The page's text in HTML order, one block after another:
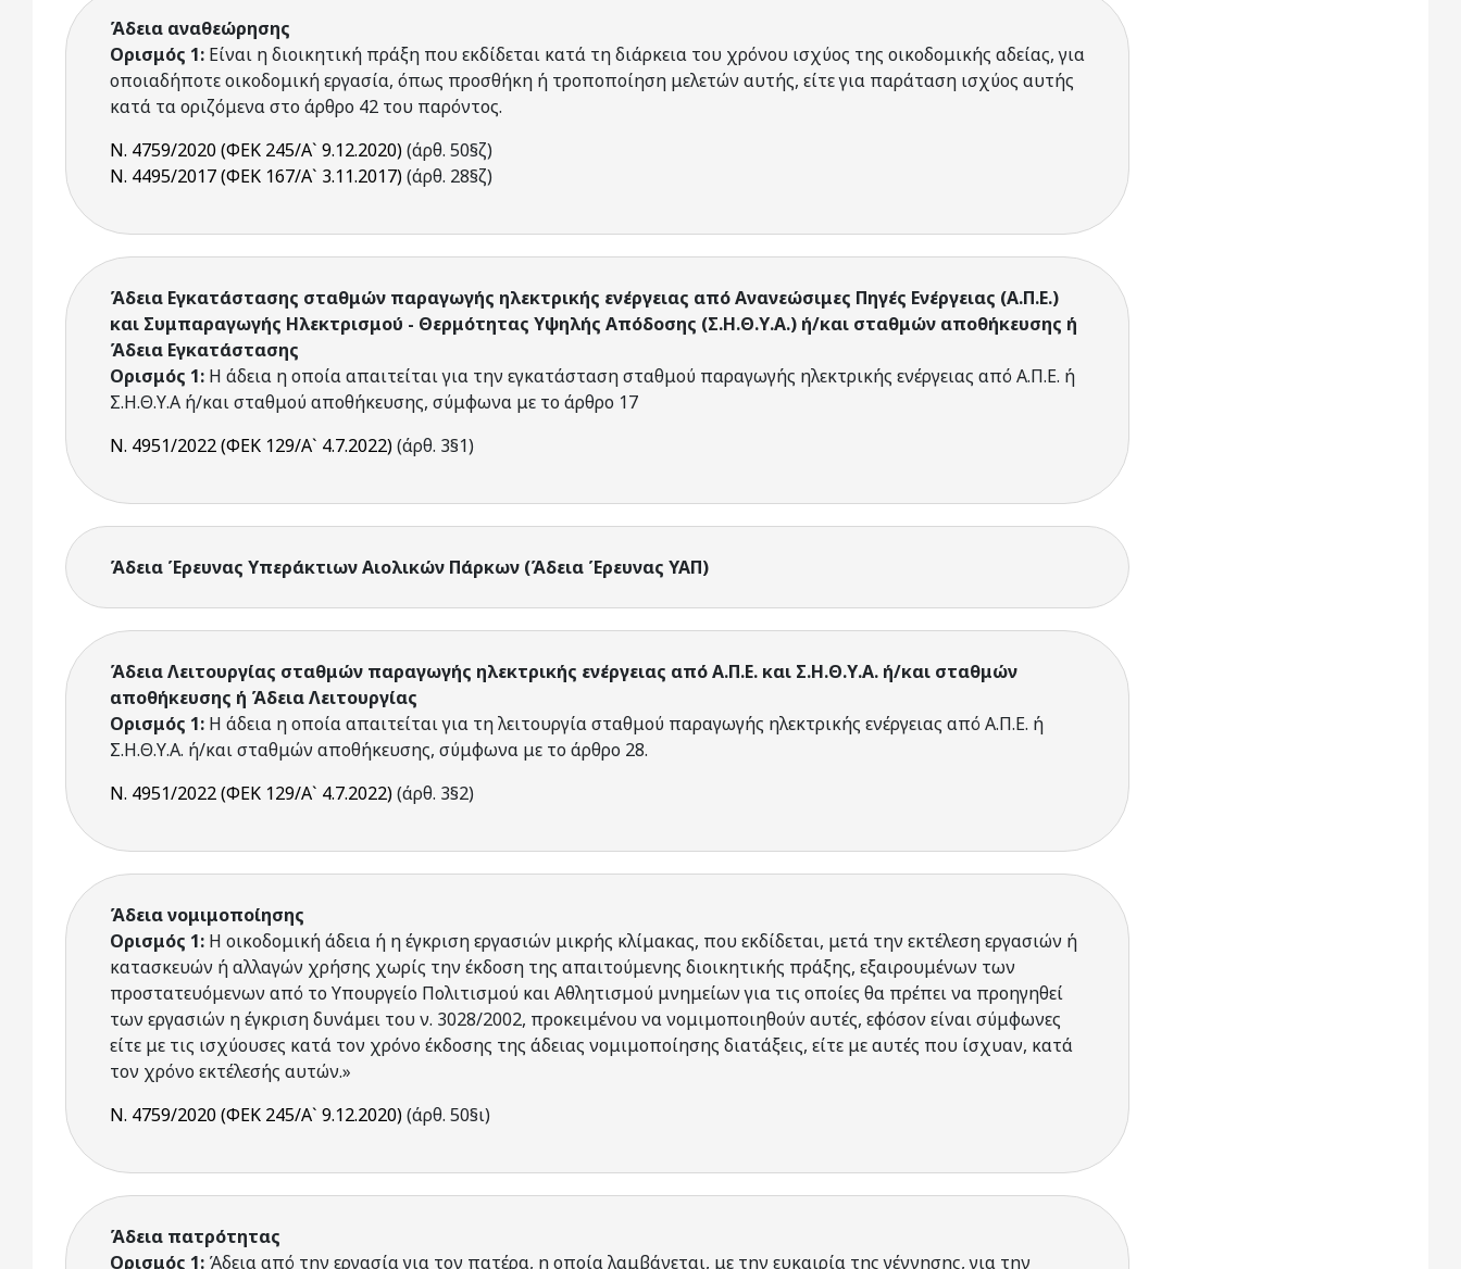
Άδεια αναθεώρησης
Ορισμός 1: Είναι η διοικητική πράξη που εκδίδεται κατά τη διάρκεια του χρόνου ισχύος της οικοδομικής αδείας, για
οποιαδήποτε οικοδομική εργασία, όπως προσθήκη ή τροποποίηση μελετών αυτής, είτε για παράταση ισχύος αυτής
κατά τα οριζόμενα στο άρθρο 42 του παρόντος.
Ν. 4759/2020 (ΦΕΚ 245/Α` 9.12.2020)(άρθ. 50§ζ)
Ν. 4495/2017 (ΦΕΚ 167/Α` 3.11.2017)(άρθ. 28§ζ)
Άδεια Εγκατάστασης σταθμών παραγωγής ηλεκτρικής ενέργειας από Ανανεώσιμες Πηγές Ενέργειας (Α.Π.Ε.)
και Συμπαραγωγής Ηλεκτρισμού - Θερμότητας Υψηλής Απόδοσης (Σ.Η.Θ.Υ.Α.) ή/και σταθμών αποθήκευσης ή
Άδεια Εγκατάστασης
Ορισμός 1: Η άδεια η οποία απαιτείται για την εγκατάσταση σταθμού παραγωγής ηλεκτρικής ενέργειας από Α.Π.Ε. ή
Σ.Η.Θ.Υ.Α ή/και σταθμού αποθήκευσης, σύμφωνα με τo άρθρο 17
Ν. 4951/2022 (ΦΕΚ 129/Α` 4.7.2022)(άρθ. 3§1)
Άδεια Έρευνας Υπεράκτιων Αιολικών Πάρκων (Άδεια Έρευνας ΥΑΠ)
Άδεια Λειτουργίας σταθμών παραγωγής ηλεκτρικής ενέργειας από Α.Π.Ε. και Σ.Η.Θ.Υ.Α. ή/και σταθμών
αποθήκευσης ή Άδεια Λειτουργίας
Ορισμός 1: Η άδεια η οποία απαιτείται για τη λειτουργία σταθμού παραγωγής ηλεκτρικής ενέργειας από Α.Π.Ε. ή
Σ.Η.Θ.Υ.Α. ή/και σταθμών αποθήκευσης, σύμφωνα με τo άρθρο 28.
Ν. 4951/2022 (ΦΕΚ 129/Α` 4.7.2022)(άρθ. 3§2)
Άδεια νομιμοποίησης
Ορισμός 1: Η οικοδομική άδεια ή η έγκριση εργασιών μικρής κλίμακας, που εκδίδεται, μετά την εκτέλεση εργασιών ή
κατασκευών ή αλλαγών χρήσης χωρίς την έκδοση της απαιτούμενης διοικητικής πράξης, εξαιρουμένων των
προστατευόμενων από το Υπουργείο Πολιτισμού και Αθλητισμού μνημείων για τις οποίες θα πρέπει να προηγηθεί
των εργασιών η έγκριση δυνάμει του ν. 3028/2002, προκειμένου να νομιμοποιηθούν αυτές, εφόσον είναι σύμφωνες
είτε με τις ισχύουσες κατά τον χρόνο έκδοσης της άδειας νομιμοποίησης διατάξεις, είτε με αυτές που ίσχυαν, κατά
τον χρόνο εκτέλεσής αυτών.»
Ν. 4759/2020 (ΦΕΚ 245/Α` 9.12.2020)(άρθ. 50§ι)
Άδεια πατρότητας
Ορισμός 1: Άδεια από την εργασία για τον πατέρα, η οποία λαμβάνεται, με την ευκαιρία της γέννησης, για την